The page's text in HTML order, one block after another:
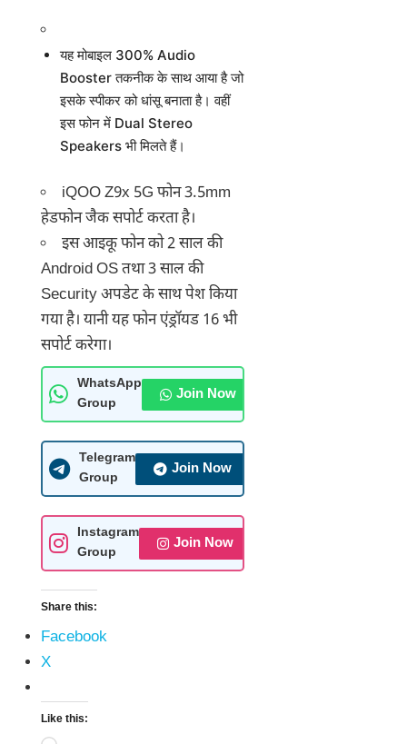
यह मोबाइल 300% Audio
Booster तकनीक के साथ आया है जो
इसके स्पीकर को धांसू बनाता है। वहीं
इस फोन में Dual Stereo
Speakers भी मिलते हैं।
iQOO Z9x 5G फोन 3.5mm
हेडफोन जैक सपोर्ट करता है।
इस आइकू फोन को 2 साल की
Android OS तथा 3 साल की
Security अपडेट के साथ पेश किया
गया है। यानी यह फोन एंड्रॉयड 16 भी
सपोर्ट करेगा।
WhatsApp
Group
Join Now
Telegram
Group
Join Now
Instagram
Group
Join Now
Share this:
Facebook
X
Like this: